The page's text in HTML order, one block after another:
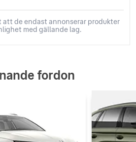
att de endast annonserar produkter
med gällande lag.
fordon